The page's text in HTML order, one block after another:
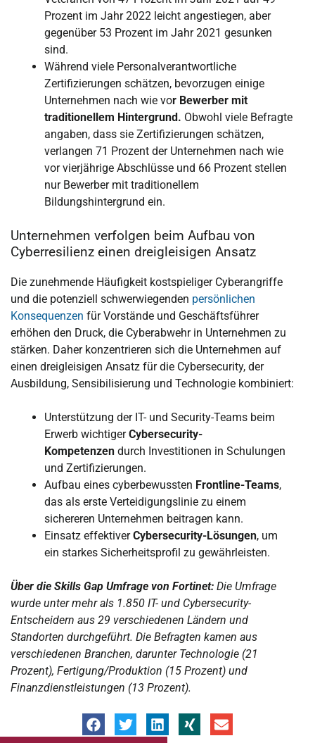
Prozent im Jahr 2022 leicht angestiegen, aber
gegenüber 53 Prozent im Jahr 2021 gesunken
sind.
Während viele Personalverantwortliche
Zertifizierungen schätzen, bevorzugen einige
Unternehmen nach wie vor Bewerber mit
traditionellem Hintergrund. Obwohl viele Befragte
angaben, dass sie Zertifizierungen schätzen,
verlangen 71 Prozent der Unternehmen nach wie
vor vierjährige Abschlüsse und 66 Prozent stellen
nur Bewerber mit traditionellem
Bildungshintergrund ein.
Unternehmen verfolgen beim Aufbau von
Cyberresilienz einen dreigleisigen Ansatz
Die zunehmende Häufigkeit kostspieliger Cyberangriffe
und die potenziell schwerwiegenden persönlichen
Konsequenzen für Vorstände und Geschäftsführer
erhöhen den Druck, die Cyberabwehr in Unternehmen zu
stärken. Daher konzentrieren sich die Unternehmen auf
einen dreigleisigen Ansatz für die Cybersecurity, der
Ausbildung, Sensibilisierung und Technologie kombiniert:
Unterstützung der IT- und Security-Teams beim
Erwerb wichtigerCybersecurity-
Kompetenzen durch Investitionen in Schulungen
und Zertifizierungen.
Aufbau eines cyberbewussten Frontline-Teams,
das als erste Verteidigungslinie zu einem
sichereren Unternehmen beitragen kann.
Einsatz effektiverCybersecurity-Lösungen, um
ein starkes Sicherheitsprofil zu gewährleisten.
Über die Skills Gap Umfrage von Fortinet: Die Umfrage
wurde unter mehr als 1.850 IT- und Cybersecurity-
Entscheidern aus 29 verschiedenen Ländern und
Standorten durchgeführt. Die Befragten kamen aus
verschiedenen Branchen, darunter Technologie (21
Prozent), Fertigung/Produktion (15 Prozent) und
Finanzdienstleistungen (13 Prozent).